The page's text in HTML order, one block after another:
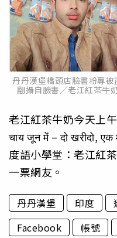
丹丹漢堡橋頭店臉書粉專
翻攝自臉書／老江紅茶牛
老江紅茶牛奶今天上
चाय जून में – दो खरीदो,
度語小學堂：老江紅
一票網友。
丹丹漢堡 印度
Facebook
帳號